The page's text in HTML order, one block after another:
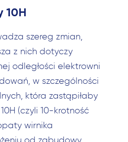
10H
szereg zmian,
z nich dotyczy
odległości elektrowni
w szczególności
która zastąpiłaby
(czyli 10-krotność
wirnika